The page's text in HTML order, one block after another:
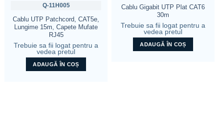
Q-11H005
Cablu UTP Patchcord, CAT5e,
Lungime 15m, Capete Mufate
RJ45
Trebuie sa fii logat pentru a
vedea pretul
ADAUGĂ ÎN COȘ
Cablu Gigabit UTP Plat CAT6
30m
Trebuie sa fii logat pentru a
vedea pretul
ADAUGĂ ÎN COȘ